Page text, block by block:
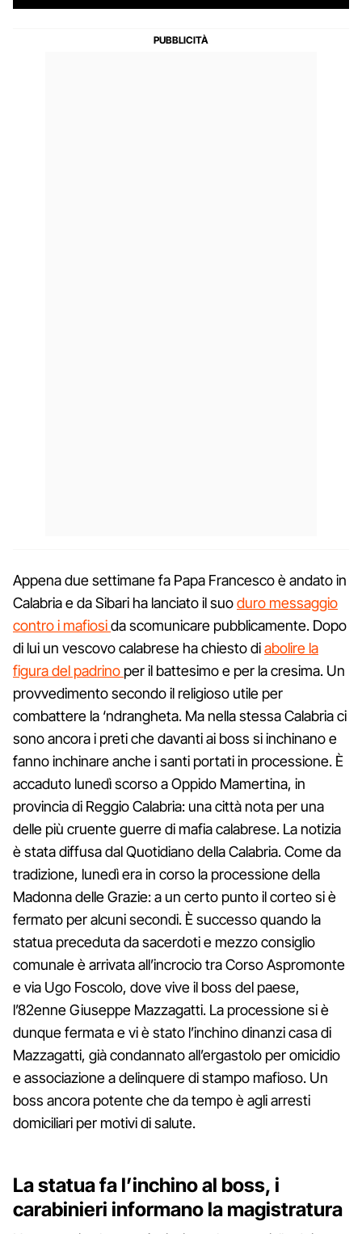
Appena due settimane fa Papa Francesco è andato in
Calabria e da Sibari ha lanciato il suoduro messaggio
contro i mafiosida scomunicare pubblicamente. Dopo
di lui un vescovo calabrese ha chiesto diabolire la
figura del padrino per il battesimo e per la cresima. Un
provvedimento secondo il religioso utile per
combattere la ‘ndrangheta. Ma nella stessa Calabria ci
sono ancora i preti che davanti ai boss si inchinano e
fanno inchinare anche i santi portati in processione. È
accaduto lunedì scorso a Oppido Mamertina, in
provincia di Reggio Calabria: una città nota per una
delle più cruente guerre di mafia calabrese. La notizia
è stata diffusa dal Quotidiano della Calabria. Come da
tradizione, lunedì era in corso la processione della
Madonna delle Grazie: a un certo punto il corteo si è
fermato per alcuni secondi. È successo quando la
statua preceduta da sacerdoti e mezzo consiglio
comunale è arrivata all’incrocio tra Corso Aspromonte
e via Ugo Foscolo, dove vive il boss del paese,
l’82enne Giuseppe Mazzagatti. La processione si è
dunque fermata e vi è stato l’inchino dinanzi casa di
Mazzagatti, già condannato all’ergastolo per omicidio
e associazione a delinquere di stampo mafioso. Un
boss ancora potente che da tempo è agli arresti
domiciliari per motivi di salute.
La statua fa l’inchino al boss, i
carabinieri informano la magistratura